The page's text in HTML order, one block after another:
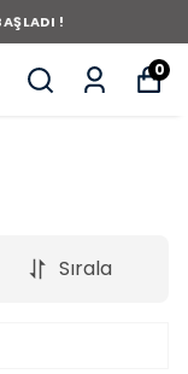
!
0
Sırala